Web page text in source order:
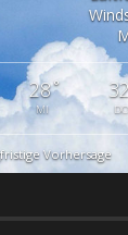
28°
MI DO
Vorhersage